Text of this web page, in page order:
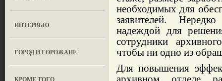
ИНТЕРВЬЮ
ГОРОД И ГОРОЖАНЕ
КРОМЕ ТОГО
необходи­мых для
заявителей.
надеждой для
сотрудники
чтобы ни одно из
Для повышения